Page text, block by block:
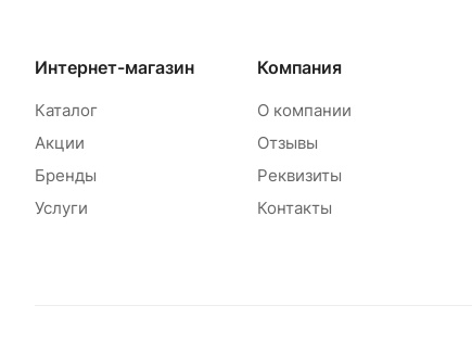
Интернет-магазин
Каталог
Акции
Бренды
Услуги
Компания
О компании
Отзывы
Реквизиты
Контакты